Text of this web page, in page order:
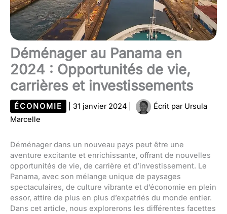
Déménager au Panama en
2024 : Opportunités de vie,
carrières et investissements
ÉCONOMIE 31 janvier 2024 Écrit par Ursula
Marcelle
Déménager dans un nouveau pays peut être une
aventure excitante et enrichissante, offrant de nouvelles
opportunités de vie, de carrière et d’investissement. Le
Panama, avec son mélange unique de paysages
spectaculaires, de culture vibrante et d’économie en plein
essor, attire de plus en plus d’expatriés du monde entier.
Dans cet article, nous explorerons les différentes facettes